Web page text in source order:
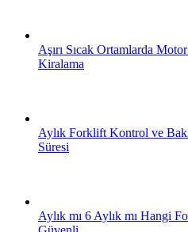
Aşırı Sıcak Ortamlarda
Kiralama
Aylık Forklift Kontrol ve
Süresi
Aylık mı 6 Aylık mı Hangi